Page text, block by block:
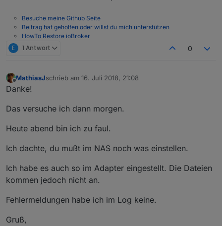
Besuche meine Github Seite
Beitrag hat geholfen oder willst du mich unterstützen
HowTo Restore ioBroker
E 1 Antwort 0
Offline
MathiasJschrieb am 16. Juli 2018, 21:08
zuletzt editiert von
Danke!
Das versuche ich dann morgen.
Heute abend bin ich zu faul.
Ich dachte, du mußt im NAS noch was einstellen.
Ich habe es auch so im Adapter eingestellt. Die Dateien
kommen jedoch nicht an.
Fehlermeldungen habe ich im Log keine.
Gruß,